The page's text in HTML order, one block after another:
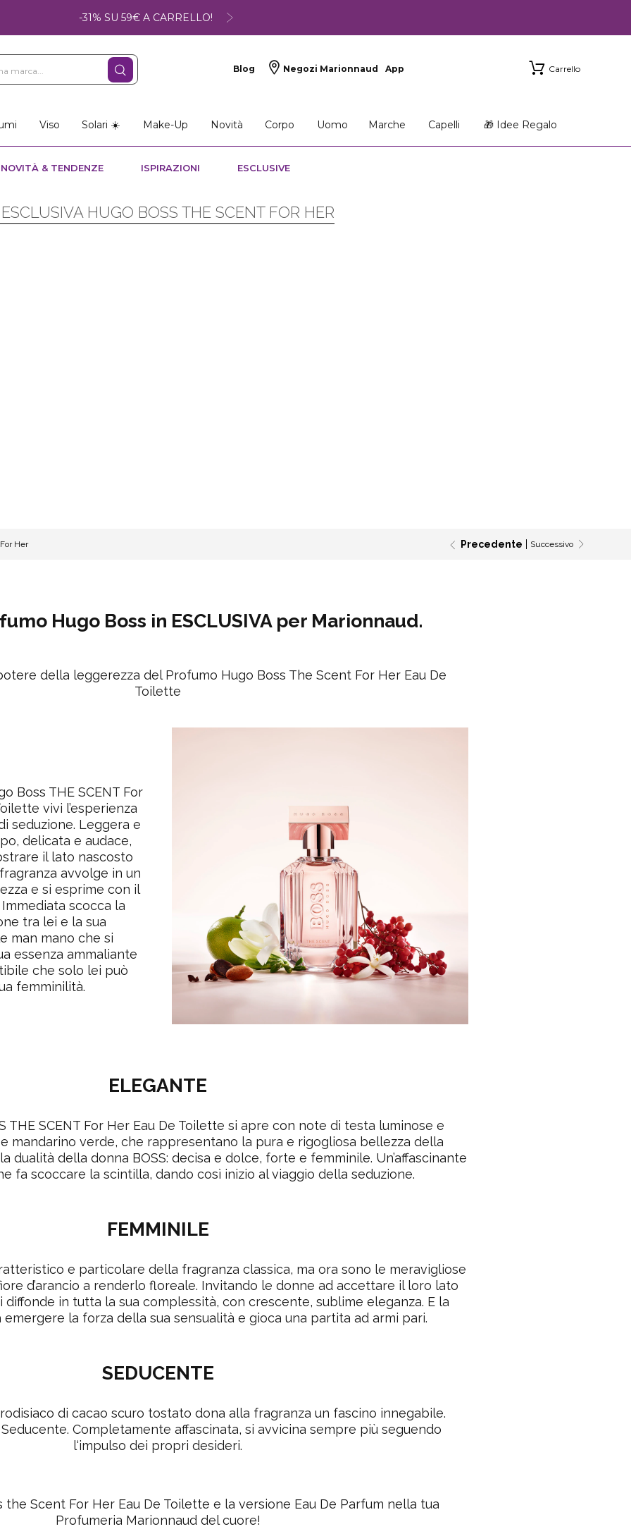
-31% SU 59€ A CARRELLO!
Blog Negozi Marionnaud App Carrello
Viso Solari ☀️ Make-Up Novità Corpo Uomo Marche Capelli 🎁 Idee Regalo
NOVITÀ & TENDENZE ISPIRAZIONI ESCLUSIVE
HUGO BOSS THE SCENT FOR HER
Her Precedente Successivo
Hugo Boss in ESCLUSIVA per Marionnaud.
della leggerezza del Profumo Hugo Boss The Scent For Her Eau De
Toilette
Boss THE SCENT For
vivi l’esperienza
seduzione. Leggera e
delicata e audace,
il lato nascosto
avvolge in un
e si esprime con il
scocca la
tra lei e la sua
man mano che si
essenza ammaliante
che solo lei può
femminilità.
ELEGANTE
THE SCENT For Her Eau De Toilette si apre con note di testa luminose e
mandarino verde, che rappresentano la pura e rigogliosa bellezza della
dualità della donna BOSS: decisa e dolce, forte e femminile. Un’affascinante
fa scoccare la scintilla, dando così inizio al viaggio della seduzione.
FEMMINILE
e particolare della fragranza classica, ma ora sono le meravigliose
d’arancio a renderlo floreale. Invitando le donne ad accettare il loro lato
diffonde in tutta la sua complessità, con crescente, sublime eleganza. E la
emergere la forza della sua sensualità e gioca una partita ad armi pari.
SEDUCENTE
di cacao scuro tostato dona alla fragranza un fascino innegabile.
Completamente affascinata, si avvicina sempre più seguendo
l‘impulso dei propri desideri.
the Scent For Her Eau De Toilette e la versione Eau De Parfum nella tua
Profumeria Marionnaud del cuore!